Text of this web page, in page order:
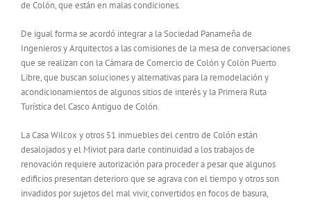
de Colón, que están en malas condiciones.
De igual forma se acordó integrar a la Sociedad Panameña de
Ingenieros y Arquitectos a las comisiones de la mesa de conversaciones
que se realizan con la Cámara de Comercio de Colón y Colón Puerto
Libre, que buscan soluciones y alternativas para la remodelación y
acondicionamientos de algunos sitios de interés y la Primera Ruta
Turística del Casco Antiguo de Colón.
La Casa Wilcox y otros 51 inmuebles del centro de Colón están
desalojados y el Miviot para darle continuidad a los trabajos de
renovación requiere autorización para proceder a pesar que algunos
edificios presentan deterioro que se agrava con el tiempo y otros son
invadidos por sujetos del mal vivir, convertidos en focos de basura,